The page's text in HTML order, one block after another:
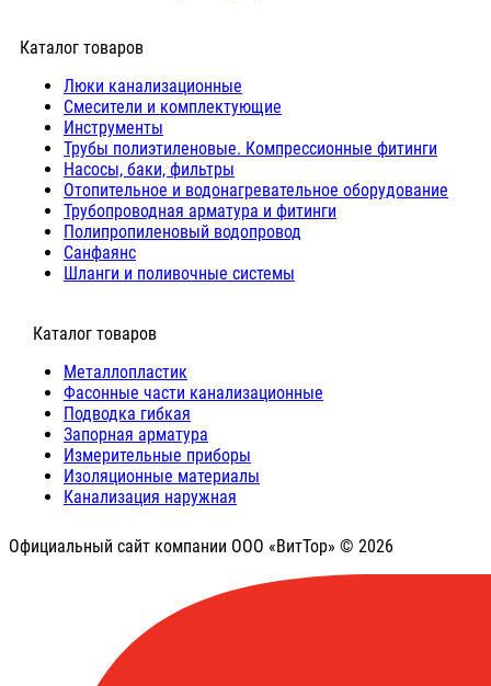
Каталог товаров
Люки канализационные
Cмесители и комплектующие
Инструменты
Трубы полиэтиленовые. Компрессионные фитинги
Насосы, баки, фильтры
Отопительное и водонагревательное оборудование
Трубопроводная арматура и фитинги
Полипропиленовый водопровод
Санфаянс
Шланги и поливочные системы
⠀Каталог товаров
Металлопластик
Фасонные части канализационные
Подводка гибкая
Запорная арматура
Измерительные приборы
Изоляционные материалы
Канализация наружная
Официальный сайт компании ООО «ВитТор» © 2026